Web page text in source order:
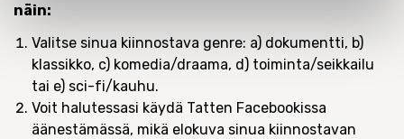
näin:
Valitse sinua kiinnostava genre: a) dokumentti, b)
klassikko, c) komedia/draama, d) toiminta/seikkailu
tai e) sci-fi/kauhu.
Voit halutessasi käydä Tatten Facebookissa
äänestämässä, mikä elokuva sinua kiinnostavan